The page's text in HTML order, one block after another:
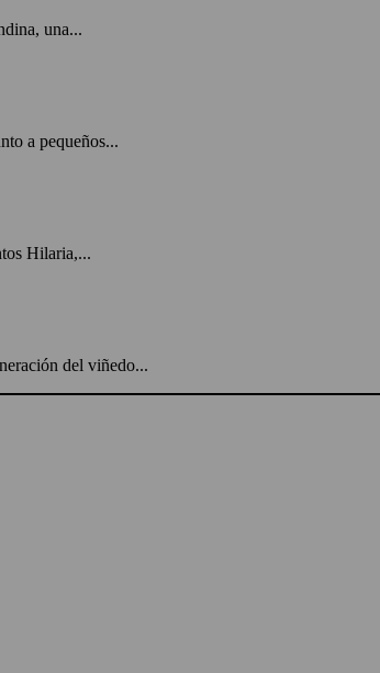
una...
a pequeños...
Hilaria,...
del viñedo...